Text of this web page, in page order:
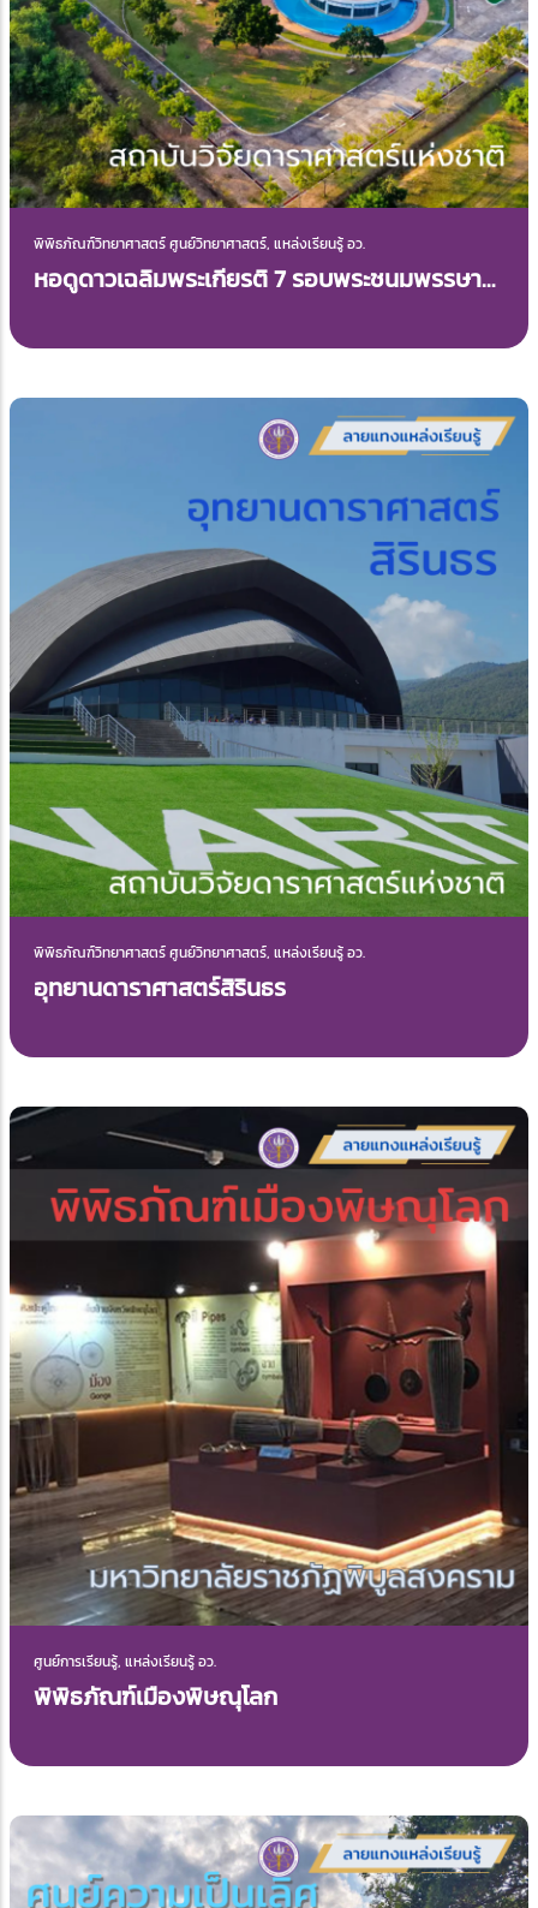
พิพิธภัณฑ์วิทยาศาสตร์ ศูนย์วิทยาศาสตร์, แหล่งเรียนรู้ อว.
หอดูดาวเฉลิมพระเกียรติ 7 รอบพระชนมพรรษา
พิพิธภัณฑ์วิทยาศาสตร์ ศูนย์วิทยาศาสตร์, แหล่งเรียนรู้ อว.
อุทยานดาราศาสตร์สิรินธร
ศูนย์การเรียนรู้, แหล่งเรียนรู้ อว.
พิพิธภัณฑ์เมืองพิษณุโลก